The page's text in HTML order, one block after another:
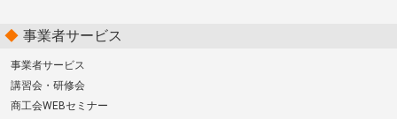
事業者サービス
事業者サービス
講習会・研修会
商工会WEBセミナー